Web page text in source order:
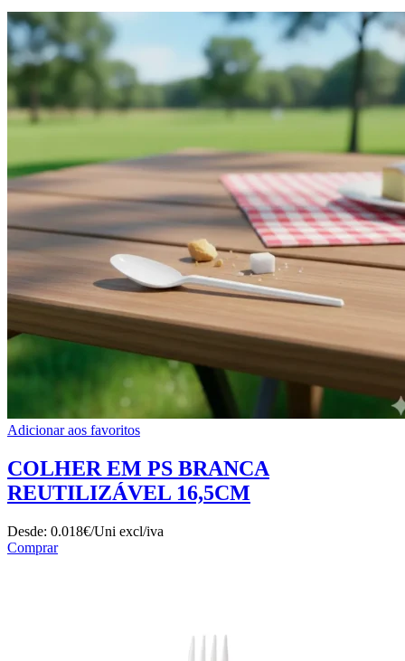
Adicionar aos favoritos
COLHER EM PS BRANCA
REUTILIZÁVEL 16,5CM
Desde: 0.018€/Uni excl/iva
Comprar